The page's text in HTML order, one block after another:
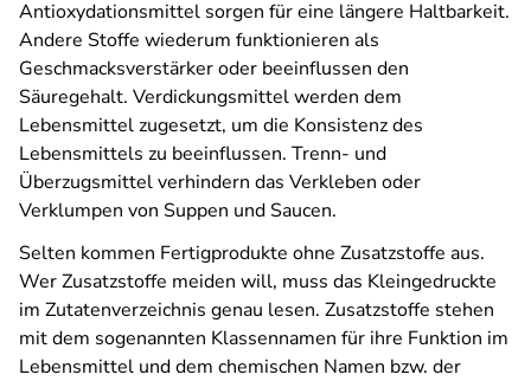
Antioxydationsmittel sorgen für eine längere Haltbarkeit.
Andere Stoffe wiederum funktionieren als
Geschmacksverstärker oder beeinflussen den
Säuregehalt. Verdickungsmittel werden dem
Lebensmittel zugesetzt, um die Konsistenz des
Lebensmittels zu beeinflussen. Trenn- und
Überzugsmittel verhindern das Verkleben oder
Verklumpen von Suppen und Saucen.
Selten kommen Fertigprodukte ohne Zusatzstoffe aus.
Wer Zusatzstoffe meiden will, muss das Kleingedruckte
im Zutatenverzeichnis genau lesen. Zusatzstoffe stehen
mit dem sogenannten Klassennamen für ihre Funktion im
Lebensmittel und dem chemischen Namen bzw. der